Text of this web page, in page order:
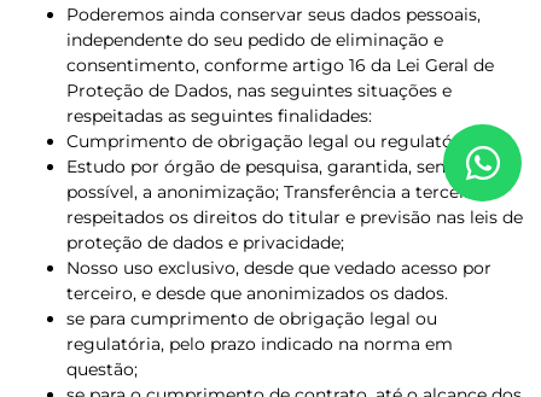
Poderemos ainda conservar seus dados pessoais,
independente do seu pedido de eliminação e
consentimento, conforme artigo 16 da Lei Geral de
Proteção de Dados, nas seguintes situações e
respeitadas as seguintes finalidades:
Cumprimento de obrigação legal ou regulatória;
Estudo por órgão de pesquisa, garantida, sempre que
possível, a anonimização; Transferência a terceiro,
respeitados os direitos do titular e previsão nas leis de
proteção de dados e privacidade;
Nosso uso exclusivo, desde que vedado acesso por
terceiro, e desde que anonimizados os dados.
se para cumprimento de obrigação legal ou
regulatória, pelo prazo indicado na norma em
questão;